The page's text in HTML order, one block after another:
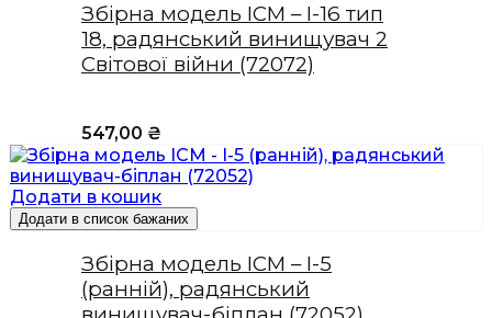
Збірна модель ICM – І-16 тип
18, радянський винищувач 2
Світової війни (72072)
547,00 ₴
Додати в кошик
Додати в список бажаних
Збірна модель ICM – І-5
(ранній), радянський